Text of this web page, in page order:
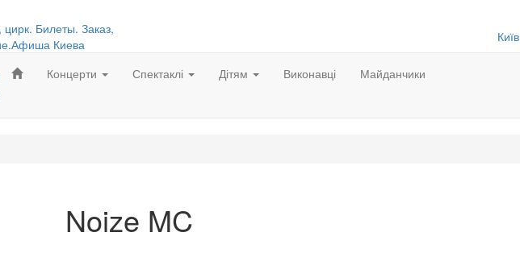
Київ
Концерти Спектаклі Дітям Виконавці Майданчики
Noize MC